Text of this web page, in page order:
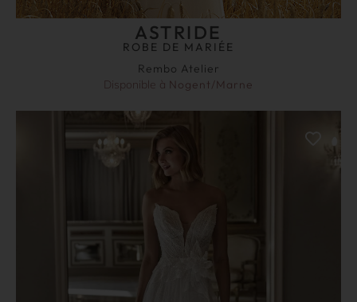
ASTRIDE
ROBE DE MARIÉE
Rembo Atelier
Disponible à Nogent/Marne